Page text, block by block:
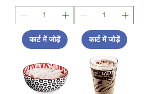
कार्ट में जोड़ें कार्ट में जोड़ें